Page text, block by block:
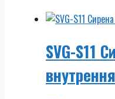
SVG-S11